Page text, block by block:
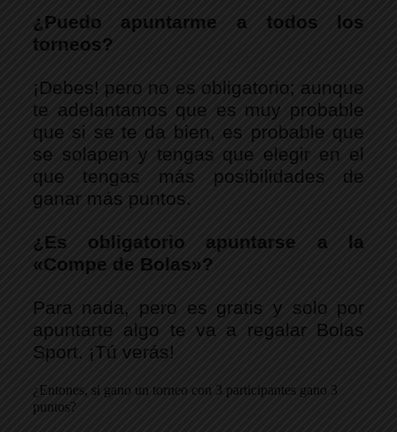
¿Puedo apuntarme a todos los
torneos?
¡Debes! pero no es obligatorio; aunque
te adelantamos que es muy probable
que si se te da bien, es probable que
se solapen y tengas que elegir en el
que tengas más posibilidades de
ganar más puntos.
¿Es obligatorio apuntarse a la
«Compe de Bolas»?
Para nada, pero es gratis y solo por
apuntarte algo te va a regalar Bolas
Sport. ¡Tú verás!
¿Entones, si gano un torneo con 3 participantes gano 3
puntos?